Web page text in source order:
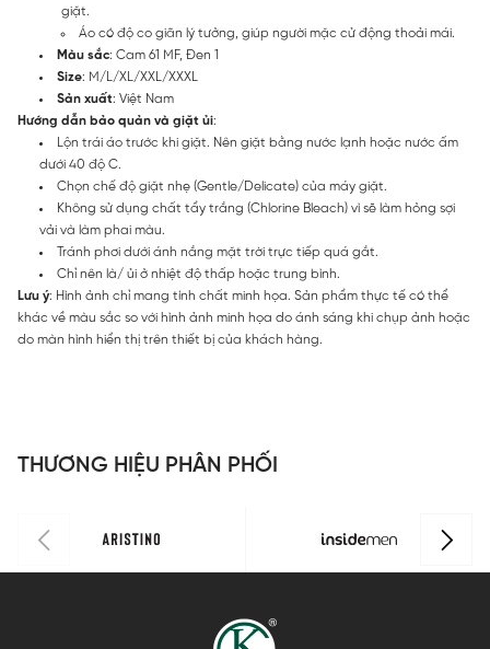
giặt.
Áo có độ co giãn lý tưởng, giúp người mặc cử động thoải mái.
Màu sắc: Cam 61 MF, Đen 1
Size: M/L/XL/XXL/XXXL
Sản xuất: Việt Nam
Hướng dẫn bảo quản và giặt ủi:
Lộn trái áo trước khi giặt. Nên giặt bằng nước lạnh hoặc nước ấm
dưới 40 độ C.
Chọn chế độ giặt nhẹ (Gentle/Delicate) của máy giặt.
Không sử dụng chất tẩy trắng (Chlorine Bleach) vì sẽ làm hỏng sợi
vải và làm phai màu.
Tránh phơi dưới ánh nắng mặt trời trực tiếp quá gắt.
Chỉ nên là/ ủi ở nhiệt độ thấp hoặc trung bình.
Lưu ý: Hình ảnh chỉ mang tính chất minh họa. Sản phẩm thực tế có thể
khác về màu sắc so với hình ảnh minh họa do ánh sáng khi chụp ảnh hoặc
do màn hình hiển thị trên thiết bị của khách hàng.
THƯƠNG HIỆU PHÂN PHỐI